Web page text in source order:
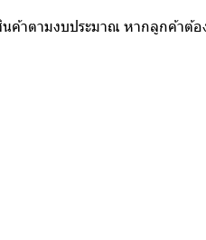
ค้าตามงบประมาณ หากลูกค้าต้